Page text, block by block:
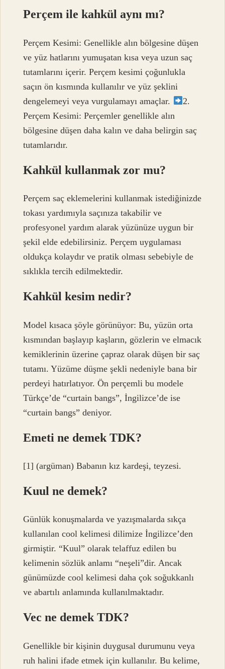
Perçem ile kahkül aynı mı?
Perçem Kesimi: Genellikle alın bölgesine düşen
ve yüz hatlarını yumuşatan kısa veya uzun saç
tutamlarını içerir. Perçem kesimi çoğunlukla
saçın ön kısmında kullanılır ve yüz şeklini
dengelemeyi veya vurgulamayı amaçlar.
2.
Perçem Kesimi: Perçemler genellikle alın
bölgesine düşen daha kalın ve daha belirgin saç
tutamlarıdır.
Kahkül kullanmak zor mu?
Perçem saç eklemelerini kullanmak istediğinizde
tokası yardımıyla saçınıza takabilir ve
profesyonel yardım alarak yüzünüze uygun bir
şekil elde edebilirsiniz. Perçem uygulaması
oldukça kolaydır ve pratik olması sebebiyle de
sıklıkla tercih edilmektedir.
Kahkül kesim nedir?
Model kısaca şöyle görünüyor: Bu, yüzün orta
kısmından başlayıp kaşların, gözlerin ve elmacık
kemiklerinin üzerine çapraz olarak düşen bir saç
tutamı. Yüzüme düşme şekli nedeniyle bana bir
perdeyi hatırlatıyor. Ön perçemli bu modele
Türkçe’de “curtain bangs”, İngilizce’de ise
“curtain bangs” deniyor.
Emeti ne demek TDK?
[1] (argüman) Babanın kız kardeşi, teyzesi.
Kuul ne demek?
Günlük konuşmalarda ve yazışmalarda sıkça
kullanılan cool kelimesi dilimize İngilizce’den
girmiştir. “Kuul” olarak telaffuz edilen bu
kelimenin sözlük anlamı “neşeli”dir. Ancak
günümüzde cool kelimesi daha çok soğukkanlı
ve abartılı anlamında kullanılmaktadır.
Vec ne demek TDK?
Genellikle bir kişinin duygusal durumunu veya
ruh halini ifade etmek için kullanılır. Bu kelime,